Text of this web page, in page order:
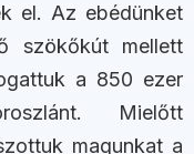
el. Az ebédünket
szökőkút mellett
a 850 ezer
Mielőtt
magunkat a